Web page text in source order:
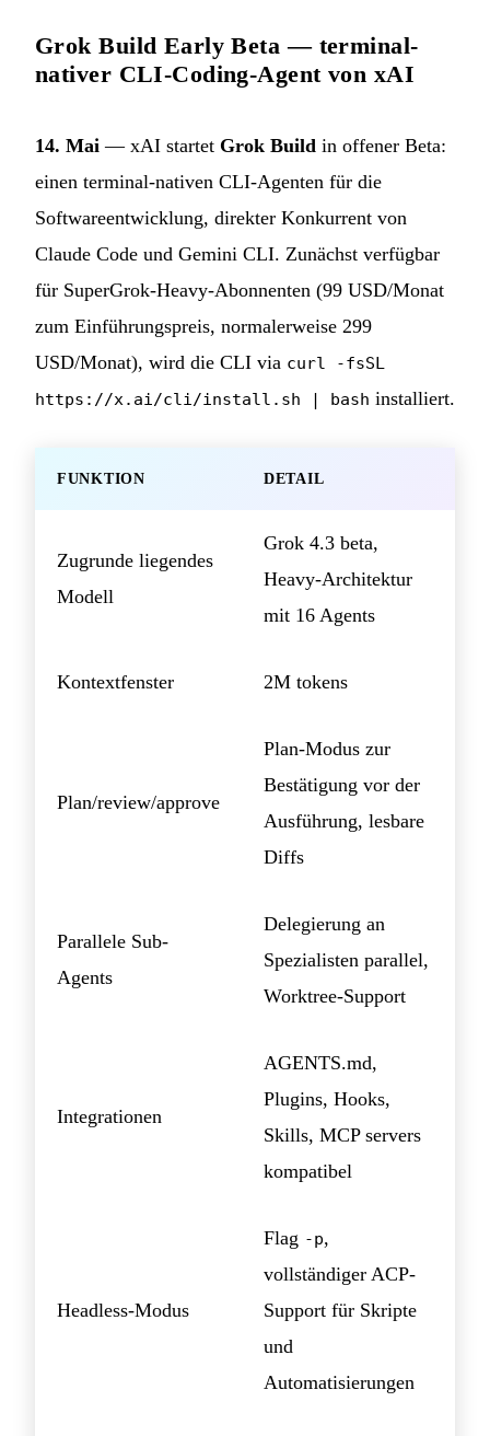
Grok Build Early Beta — terminal-
nativer CLI-Coding-Agent von xAI
14. Mai — xAI startet Grok Build in offener Beta:
einen terminal-nativen CLI-Agenten für die
Softwareentwicklung, direkter Konkurrent von
Claude Code und Gemini CLI. Zunächst verfügbar
für SuperGrok-Heavy-Abonnenten (99 USD/Monat
zum Einführungspreis, normalerweise 299
USD/Monat), wird die CLI via curl -fsSL
https://x.ai/cli/install.sh | bash installiert.
FUNKTION DETAIL
Zugrunde liegendes
Modell
Grok 4.3 beta,
Heavy-Architektur
mit 16 Agents
Kontextfenster 2M tokens
Plan/review/approve
Plan-Modus zur
Bestätigung vor der
Ausführung, lesbare
Diffs
Parallele Sub-
Agents
Delegierung an
Spezialisten parallel,
Worktree-Support
Integrationen
AGENTS.md,
Plugins, Hooks,
Skills, MCP servers
kompatibel
Headless-Modus
Flag -p,
vollständiger ACP-
Support für Skripte
und
Automatisierungen